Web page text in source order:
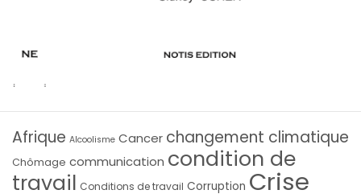
Afrique Alcoolisme Cancer changement climatique
Chômage communication condition de
travail Conditions de travail Corruption Crise